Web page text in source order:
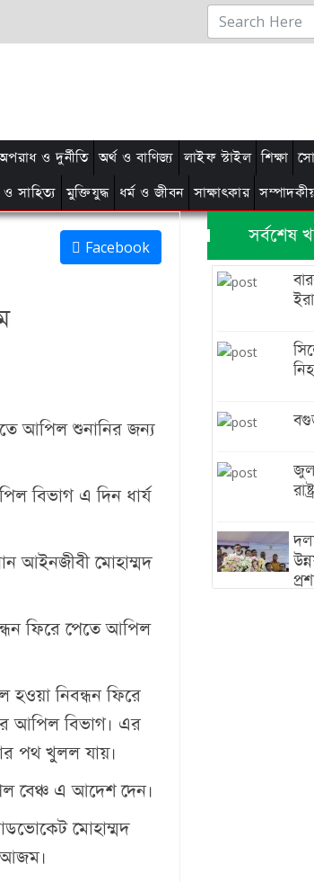
ও দুর্নীতি অর্থ ও বাণিজ্য লাইফ স্টাইল শিক্ষা
সাহিত্য মুক্তিযুদ্ধ ধর্ম ও জীবন সাক্ষাৎকার
Facebook
আপিল শুনানির জন্য
বিভাগ এ দিন ধার্য
আইনজীবী মোহাম্মদ
ফিরে পেতে আপিল
নিবন্ধন ফিরে
আপিল বিভাগ। এর
পথ খুলল যায়।
বেঞ্চ এ আদেশ দেন।
মোহাম্মদ
আজম।
সর্বশেষ